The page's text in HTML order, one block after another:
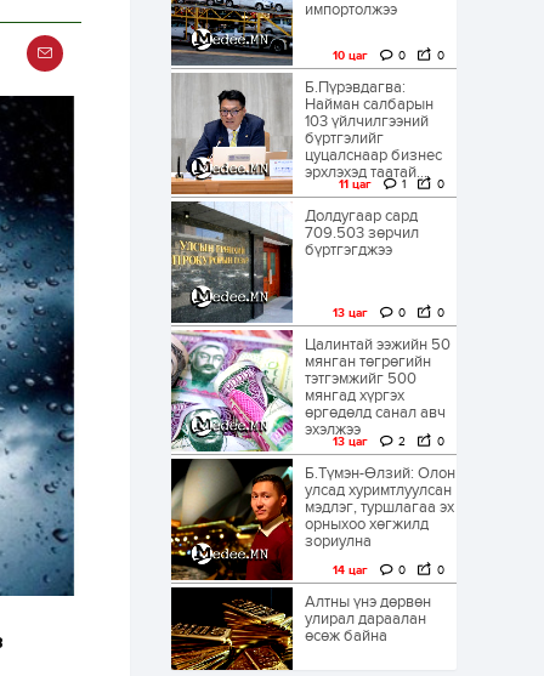
импортолжээ
10 цаг 0 0
Б.Пүрэвдагва:
Найман салбарын
103 үйлчилгээний
бүртгэлийг
цуцалснаар бизнес
эрхлэхэд таатай...
11 цаг 1 0
Долдугаар сард
709.503 зөрчил
бүртгэгджээ
13 цаг 0 0
Цалинтай ээжийн 50
мянган төгрөгийн
тэтгэмжийг 500
мянгад хүргэх
өргөдөлд санал авч
эхэлжээ
13 цаг 2 0
Б.Түмэн-Өлзий: Олон
улсад хуримтлуулсан
мэдлэг, туршлагаа эх
орныхоо хөгжилд
зориулна
14 цаг 0 0
Алтны үнэ дөрвөн
улирал дараалан
өсөж байна